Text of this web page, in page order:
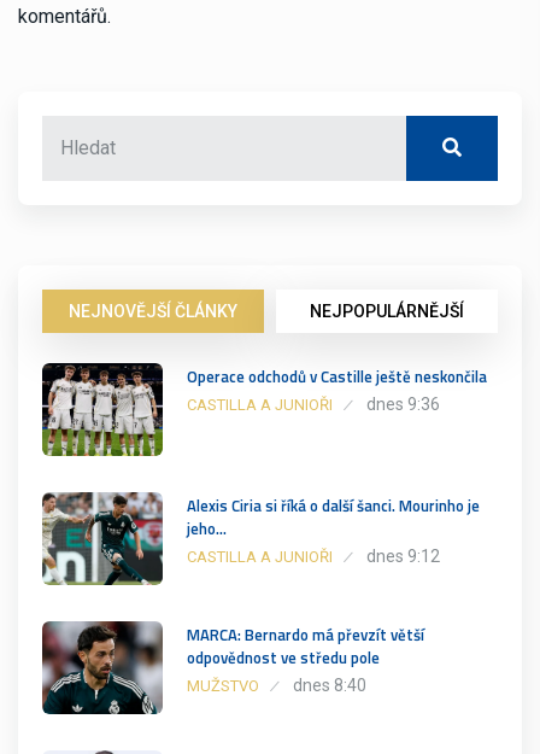
komentářů.
NEJNOVĚJŠÍ ČLÁNKY NEJPOPULÁRNĚJŠÍ
Operace odchodů v Castille ještě neskončila
CASTILLA A JUNIOŘI dnes 9:36
Alexis Ciria si říká o další šanci. Mourinho je
jeho…
CASTILLA A JUNIOŘI dnes 9:12
MARCA: Bernardo má převzít větší
odpovědnost ve středu pole
MUŽSTVO dnes 8:40